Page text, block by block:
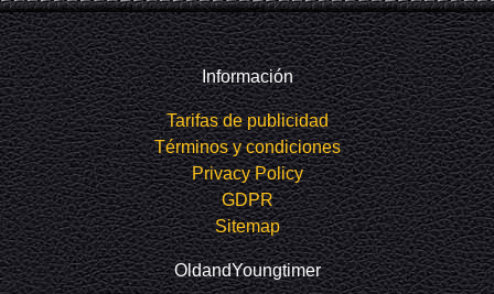
Información
Tarifas de publicidad
Términos y condiciones
Privacy Policy
GDPR
Sitemap
OldandYoungtimer